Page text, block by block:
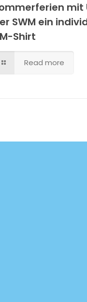
mit
SWM ein
Shirt
Read more